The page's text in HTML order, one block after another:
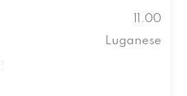
11.00
Luganese